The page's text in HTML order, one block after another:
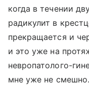
когда в течении
радикулит в
прекращается и
и это уже на
невропатолого-
мне уже не